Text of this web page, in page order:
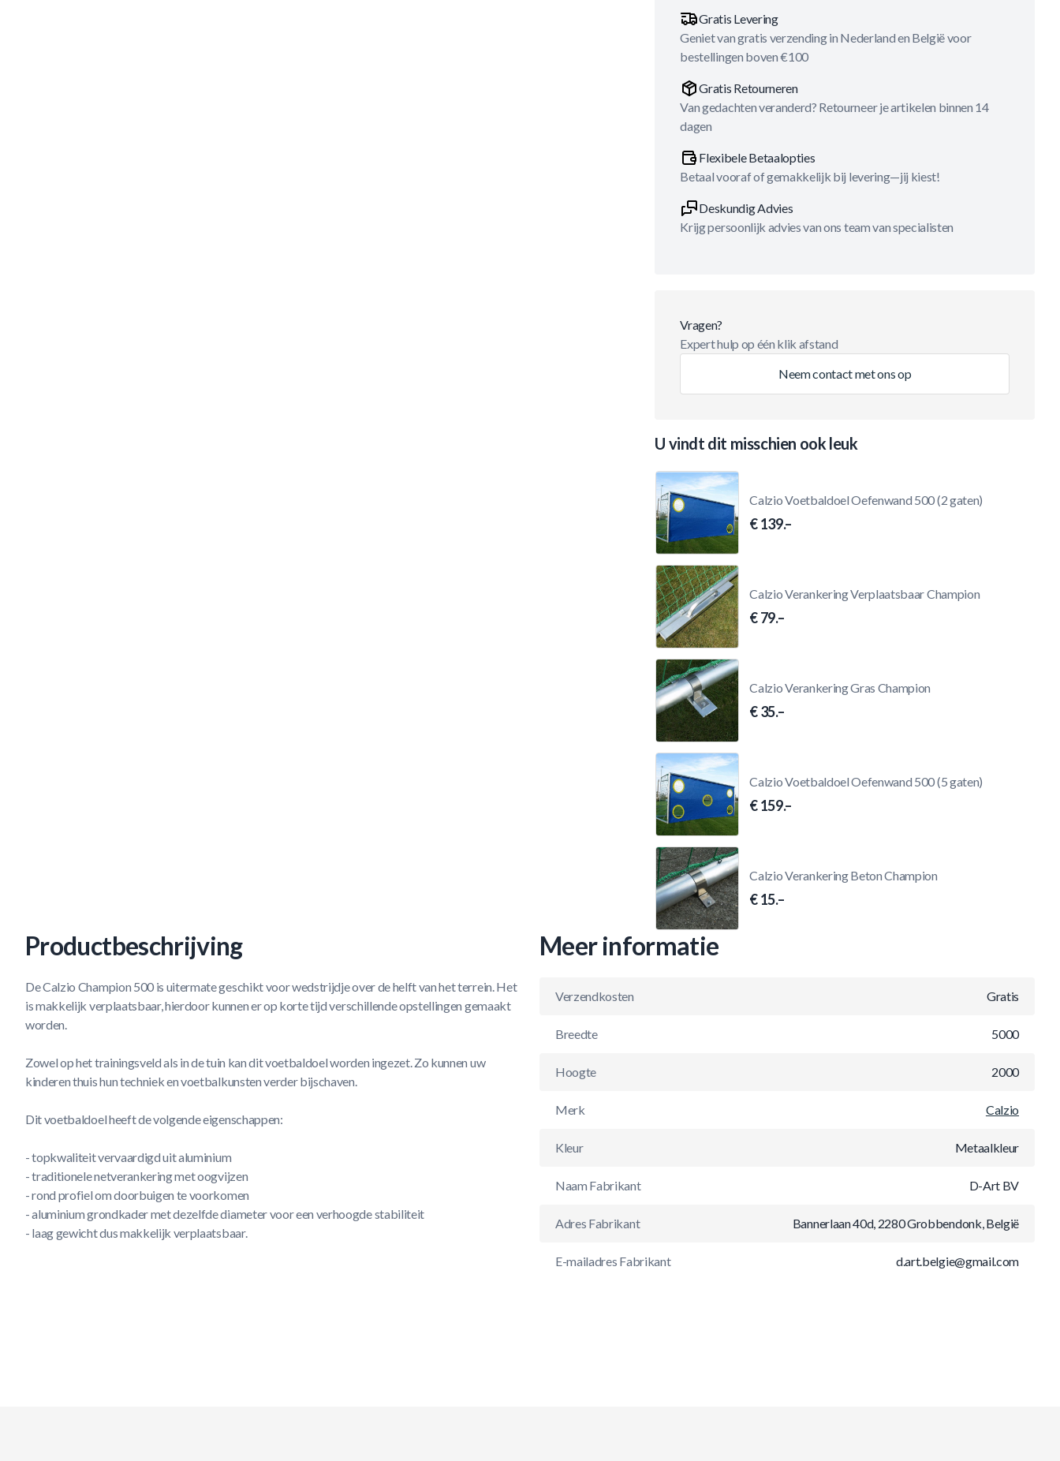
Gratis Levering
Geniet van gratis verzending in Nederland en België voor
bestellingen boven €100
Gratis Retourneren
Van gedachten veranderd? Retourneer je artikelen binnen 14
dagen
Flexibele Betaalopties
Betaal vooraf of gemakkelijk bij levering—jij kiest!
Deskundig Advies
Krijg persoonlijk advies van ons team van specialisten
Vragen?
Expert hulp op één klik afstand
Neem contact met ons op
U vindt dit misschien ook leuk
Calzio Voetbaldoel Oefenwand 500 (2 gaten)
€ 139.–
Calzio Verankering Verplaatsbaar Champion
€ 79.–
Calzio Verankering Gras Champion
€ 35.–
Calzio Voetbaldoel Oefenwand 500 (5 gaten)
€ 159.–
Calzio Verankering Beton Champion
€ 15.–
Productbeschrijving
De Calzio Champion 500 is uitermate geschikt voor wedstrijdje over de helft van het terrein. Het
is makkelijk verplaatsbaar, hierdoor kunnen er op korte tijd verschillende opstellingen gemaakt
worden.
Zowel op het trainingsveld als in de tuin kan dit voetbaldoel worden ingezet. Zo kunnen uw
kinderen thuis hun techniek en voetbalkunsten verder bijschaven.
Dit voetbaldoel heeft de volgende eigenschappen:
- topkwaliteit vervaardigd uit aluminium
- traditionele netverankering met oogvijzen
- rond profiel om doorbuigen te voorkomen
- aluminium grondkader met dezelfde diameter voor een verhoogde stabiliteit
- laag gewicht dus makkelijk verplaatsbaar.
Meer informatie
Verzendkosten Gratis
Breedte 5000
Hoogte 2000
Merk Calzio
Kleur Metaalkleur
Naam Fabrikant D-Art BV
Adres Fabrikant Bannerlaan 40d, 2280 Grobbendonk, België
E-mailadres Fabrikant d.art.belgie@gmail.com